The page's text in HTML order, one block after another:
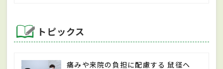
トピックス
痛みや来院の負担に配慮する 鼠径ヘ